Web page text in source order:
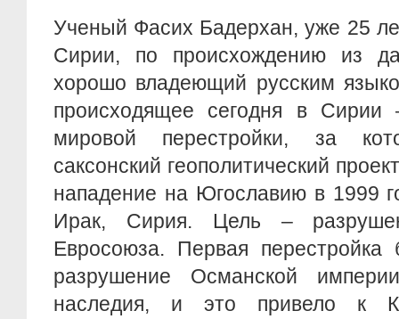
Ученый Фасих Бадерхан, уже 25
Сирии, по происхождению из
хорошо владеющий русским
происходящее сегодня в Сирии
мировой перестройки, за
саксонский геополитический
нападение на Югославию в 1999
Ирак, Сирия. Цель –
Евросоюза. Первая
разрушение Османской
наследия, и это привело к